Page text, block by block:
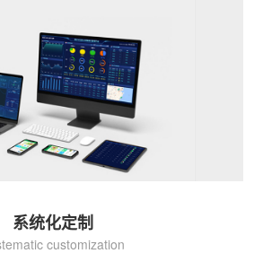
系统化定制
customization